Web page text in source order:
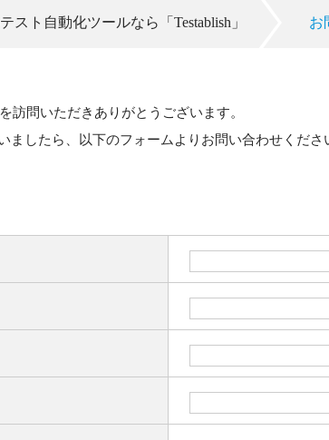
スト自動化ツールなら「Testablish」 お
訪問いただきありがとうございます。
ましたら、以下のフォームよりお問い合わせくださ